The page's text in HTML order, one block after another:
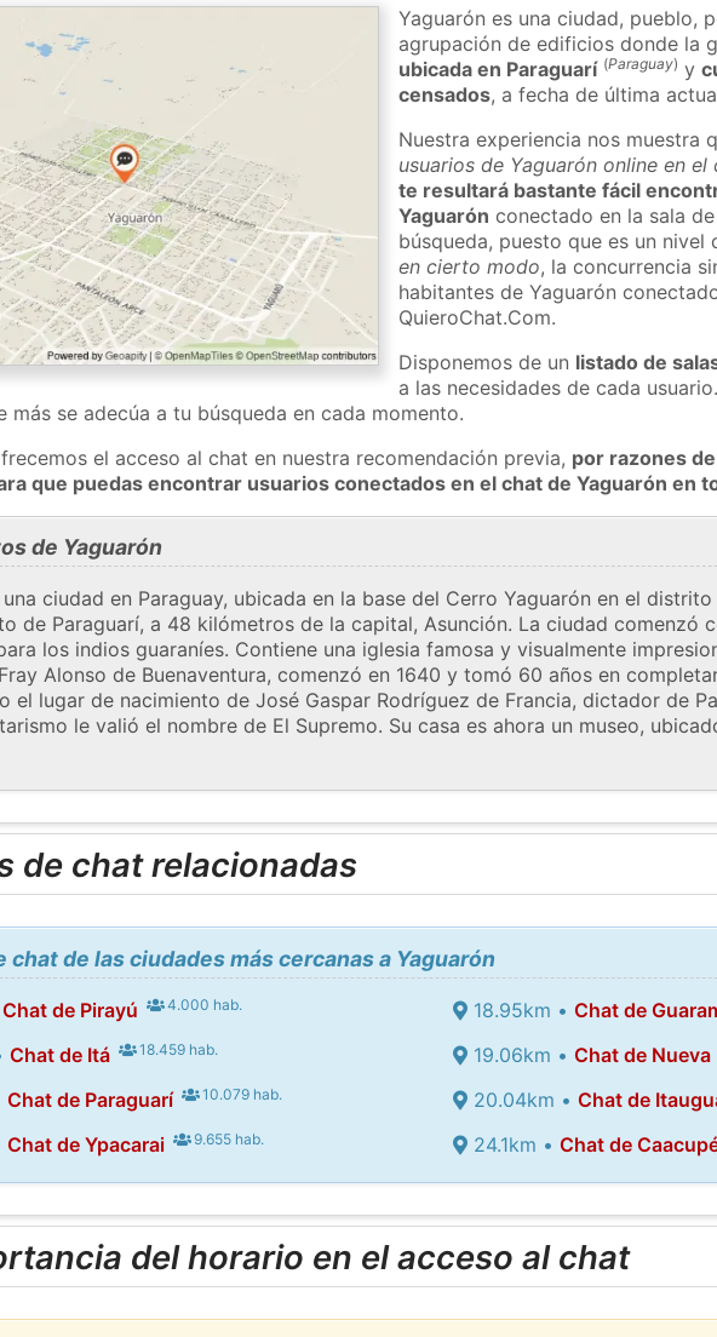
Yaguarón es una ciudad, pueblo,
agrupación de edificios donde la
ubicada en Paraguarí (Paraguay) y
censados, a fecha de última
Nuestra experiencia nos muestra
usuarios de Yaguarón online en
te resultará bastante fácil
Yaguarón conectado en la sala
búsqueda, puesto que es un
en cierto modo, la concurrencia
habitantes de Yaguarón
QuieroChat.Com.
Disponemos de un listado de
a las necesidades de cada
más se adecúa a tu búsqueda en cada momento.
el acceso al chat en nuestra recomendación previa, por razones
que puedas encontrar usuarios conectados en el chat de Yaguarón en
de Yaguarón
ciudad en Paraguay, ubicada en la base del Cerro Yaguarón en el
de Paraguarí, a 48 kilómetros de la capital, Asunción. La ciudad comenzó
los indios guaraníes. Contiene una iglesia famosa y visualmente
Alonso de Buenaventura, comenzó en 1640 y tomó 60 años en
el lugar de nacimiento de José Gaspar Rodríguez de Francia, dictador de
le valió el nombre de El Supremo. Su casa es ahora un museo,
de chat relacionadas
chat de las ciudades más cercanas a Yaguarón
Chat de Pirayú 4.000 hab.
Chat de Itá 18.459 hab.
Chat de Paraguarí 10.079 hab.
Chat de Ypacarai 9.655 hab.
18.95km •Chat de
19.06km •Chat de Nueva
20.04km •Chat de
24.1km •Chat de
del horario en el acceso al chat